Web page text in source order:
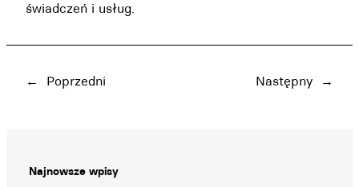
świadczeń i usług.
← Poprzedni Następny →
Najnowsze wpisy